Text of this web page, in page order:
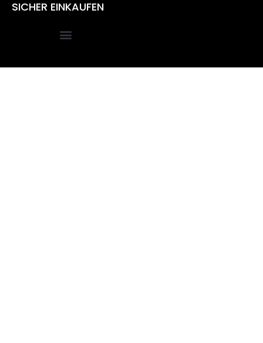
SICHER EINKAUFEN